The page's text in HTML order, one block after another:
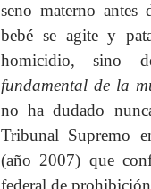
seno materno
bebé se agite y
homicidio, sino
fundamental de la
no ha dudado
Tribunal Supremo
(año 2007) que
federal de